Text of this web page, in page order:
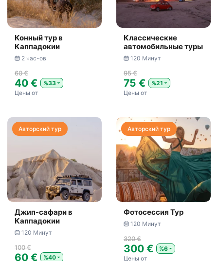
Конный тур в
Каппадокии
2 час-ов
60 €
40 €
%33
Цены от
Классические
автомобильные туры
120 Минут
95 €
75 €
%21
Цены от
Авторский тур
Джип-сафари в
Каппадокии
120 Минут
100 €
60 €
%40
Авторский тур
Фотосессия Тур
120 Минут
320 €
300 €
%6
Цены от